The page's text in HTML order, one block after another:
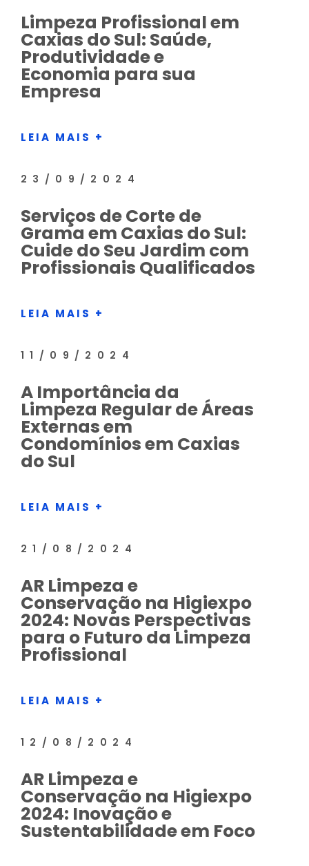
Limpeza Profissional em
Caxias do Sul: Saúde,
Produtividade e
Economia para sua
Empresa
LEIA MAIS +
23/09/2024
Serviços de Corte de
Grama em Caxias do Sul:
Cuide do Seu Jardim com
Profissionais Qualificados
LEIA MAIS +
11/09/2024
A Importância da
Limpeza Regular de Áreas
Externas em
Condomínios em Caxias
do Sul
LEIA MAIS +
21/08/2024
AR Limpeza e
Conservação na Higiexpo
2024: Novas Perspectivas
para o Futuro da Limpeza
Profissional
LEIA MAIS +
12/08/2024
AR Limpeza e
Conservação na Higiexpo
2024: Inovação e
Sustentabilidade em Foco